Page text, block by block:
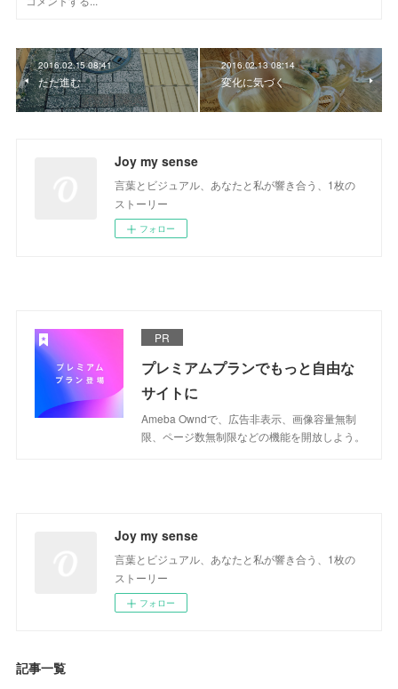
2016.02.15 08:41
ただ進む
2016.02.13 08:14
変化に気づく
Joy my sense
言葉とビジュアル、あなたと私が響き合う、1枚の
ストーリー
フォロー
PR
プレミアムプランでもっと自由な
サイトに
Ameba Owndで、広告非表示、画像容量無制
限、ページ数無制限などの機能を開放しよう。
Joy my sense
言葉とビジュアル、あなたと私が響き合う、1枚の
ストーリー
フォロー
記事一覧